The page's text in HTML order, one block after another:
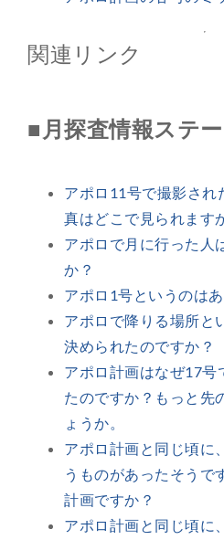
関連リンク
■月探査情報ステ
アポロ11号で撮影され
真はどこで見られます
アポロで月に行った人
か？
アポロ1号というのは
アポロで降りる場所と
決められたのですか？
アポロ計画はなぜ17号
たのですか？もっと先
ょうか。
アポロ計画と同じ頃に
うものがあったそうで
計画ですか？
アポロ計画と同じ頃に